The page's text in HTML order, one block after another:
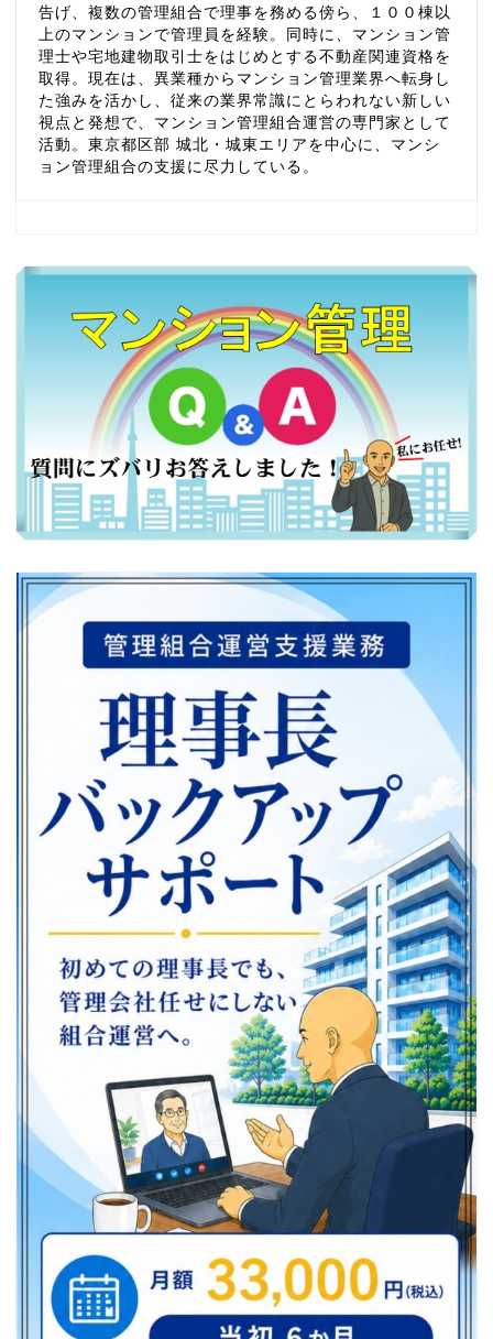
告げ、複数の管理組合で理事を務める傍ら、１００棟以
上のマンションで管理員を経験。同時に、マンション管
理士や宅地建物取引士をはじめとする不動産関連資格を
取得。現在は、異業種からマンション管理業界へ転身し
た強みを活かし、従来の業界常識にとらわれない新しい
視点と発想で、マンション管理組合運営の専門家として
活動。東京都区部 城北・城東エリアを中心に、マンシ
ョン管理組合の支援に尽力している。